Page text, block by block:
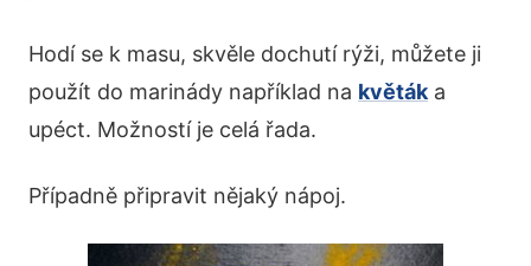
Hodí se k masu, skvěle dochutí rýži, můžete ji
použít do marinády například na květák a
upéct. Možností je celá řada.
Případně připravit nějaký nápoj.